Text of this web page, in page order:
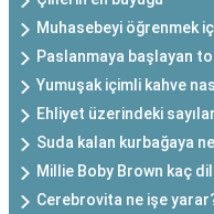
Muhasebeyi öğrenmek
Paslanmaya başlayan
Yumuşak içimli kahve
Ehliyet üzerindeki
Suda kalan kurbağaya
Millie Boby Brown kaç
Cerebrovita ne işe